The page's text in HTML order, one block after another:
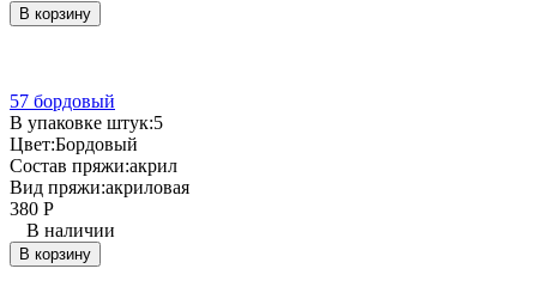
В корзину
57 бордовый
В упаковке штук:5
Цвет:Бордовый
Состав пряжи:акрил
Вид пряжи:акриловая
380 Р
В наличии
В корзину